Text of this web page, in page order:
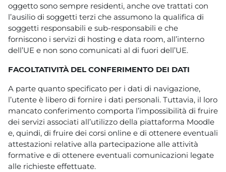
oggetto sono sempre residenti, anche ove trattati con
l’ausilio di soggetti terzi che assumono la qualifica di
soggetti responsabili e sub-responsabili e che
forniscono i servizi di hosting e data room, all’interno
dell’UE e non sono comunicati al di fuori dell’UE.
FACOLTATIVITÀ DEL CONFERIMENTO DEI DATI
A parte quanto specificato per i dati di navigazione,
l’utente è libero di fornire i dati personali. Tuttavia, il loro
mancato conferimento comporta l’impossibilità di fruire
dei servizi associati all’utilizzo della piattaforma Moodle
e, quindi, di fruire dei corsi online e di ottenere eventuali
attestazioni relative alla partecipazione alle attività
formative e di ottenere eventuali comunicazioni legate
alle richieste effettuate.